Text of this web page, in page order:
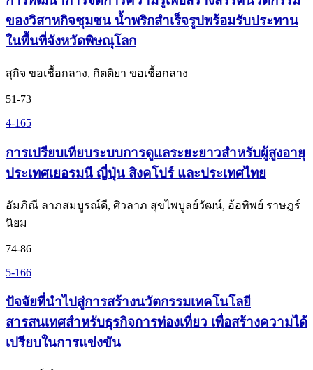
ของวิสาหกิจชุมชน น้ำพริกสำเร็จรูปพร้อมรับประทาน
ในพื้นที่จังหวัดพิษณุโลก
สุกิจ ขอเชื้อกลาง, กิตติยา ขอเชื้อกลาง
51-73
4-165
การเปรียบเทียบระบบการดูแลระยะยาวสำหรับผู้สูงอายุ
ประเทศเยอรมนี ญี่ปุ่น สิงคโปร์ และประเทศไทย
อัมภิณี ลาภสมบูรณ์ดี, ศิวลาภ สุขไพบูลย์วัฒน์, อ้อทิพย์ ราษฎร์
นิยม
74-86
5-166
ปัจจัยที่นำไปสู่การสร้างนวัตกรรมเทคโนโลยี
สารสนเทศสำหรับธุรกิจการท่องเที่ยว เพื่อสร้างความได้
เปรียบในการแข่งขัน